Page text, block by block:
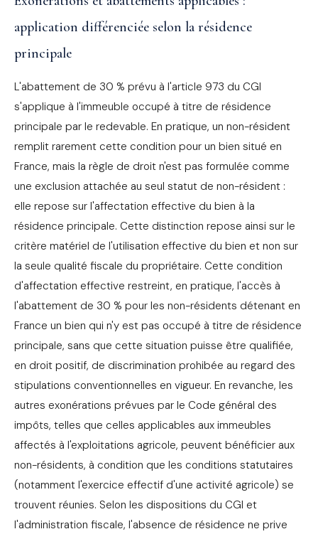
application différenciée selon la résidence
principale
L'abattement de 30 % prévu à l'article 973 du CGI
s'applique à l'immeuble occupé à titre de résidence
principale par le redevable. En pratique, un non-résident
remplit rarement cette condition pour un bien situé en
France, mais la règle de droit n'est pas formulée comme
une exclusion attachée au seul statut de non-résident :
elle repose sur l'affectation effective du bien à la
résidence principale. Cette distinction repose ainsi sur le
critère matériel de l'utilisation effective du bien et non sur
la seule qualité fiscale du propriétaire. Cette condition
d'affectation effective restreint, en pratique, l'accès à
l'abattement de 30 % pour les non-résidents détenant en
France un bien qui n'y est pas occupé à titre de résidence
principale, sans que cette situation puisse être qualifiée,
en droit positif, de discrimination prohibée au regard des
stipulations conventionnelles en vigueur. En revanche, les
autres exonérations prévues par le Code général des
impôts, telles que celles applicables aux immeubles
affectés à l'exploitations agricole, peuvent bénéficier aux
non-résidents, à condition que les conditions statutaires
(notamment l'exercice effectif d'une activité agricole) se
trouvent réunies. Selon les dispositions du CGI et
l'administration fiscale, l'absence de résidence ne prive